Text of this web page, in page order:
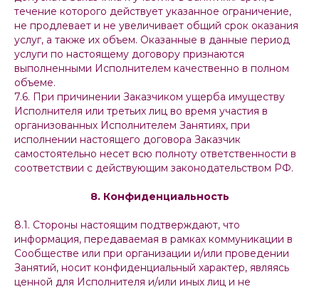
течение которого действует указанное ограничение,
не продлевает и не увеличивает общий срок оказания
услуг, а также их объем. Оказанные в данные период
услуги по настоящему договору признаются
выполненными Исполнителем качественно в полном
объеме.
7.6. При причинении Заказчиком ущерба имуществу
Исполнителя или третьих лиц во время участия в
организованных Исполнителем Занятиях, при
исполнении настоящего договора Заказчик
самостоятельно несет всю полноту ответственности в
соответствии с действующим законодательством РФ.
8. Конфиденциальность
8.1. Стороны настоящим подтверждают, что
информация, передаваемая в рамках коммуникации в
Сообществе или при организации и/или проведении
Занятий, носит конфиденциальный характер, являясь
ценной для Исполнителя и/или иных лиц и не